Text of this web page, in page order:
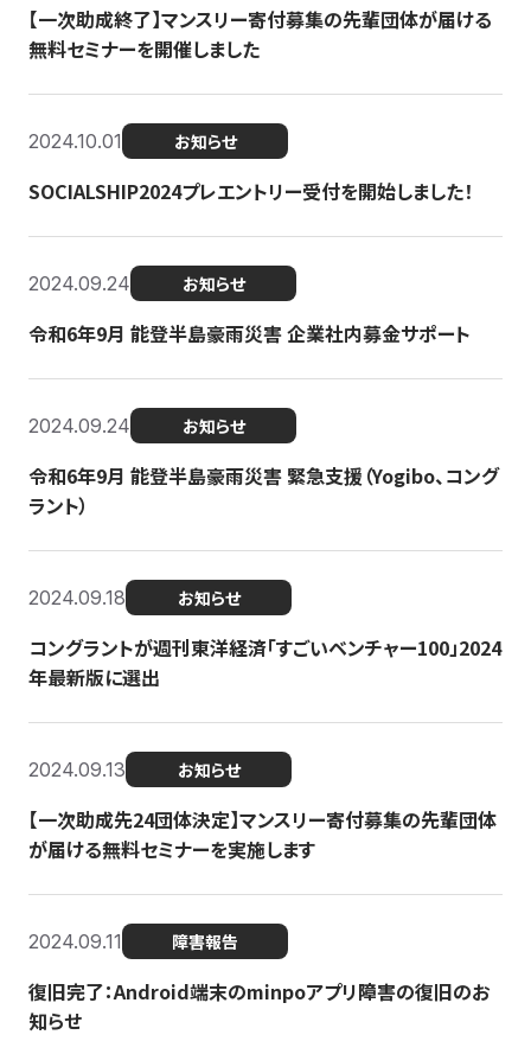
【一次助成終了】マンスリー寄付募集の先輩団体が届ける
無料セミナーを開催しました
2024.10.01 お知らせ
SOCIALSHIP2024プレエントリー受付を開始しました！
2024.09.24 お知らせ
令和6年9月 能登半島豪雨災害 企業社内募金サポート
2024.09.24 お知らせ
令和6年9月 能登半島豪雨災害 緊急支援（Yogibo、コング
ラント）
2024.09.18 お知らせ
コングラントが週刊東洋経済「すごいベンチャー100」2024
年最新版に選出
2024.09.13 お知らせ
【一次助成先24団体決定】マンスリー寄付募集の先輩団体
が届ける無料セミナーを実施します
2024.09.11 障害報告
復旧完了：Android端末のminpoアプリ障害の復旧のお
知らせ